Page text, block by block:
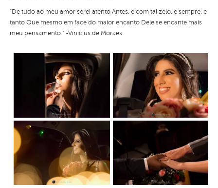
"De tudo ao meu amor serei atento Antes, e com tal zelo, e sempre, e
tanto Que mesmo em face do maior encanto Dele se encante mais
meu pensamento." -Vinicius de Moraes